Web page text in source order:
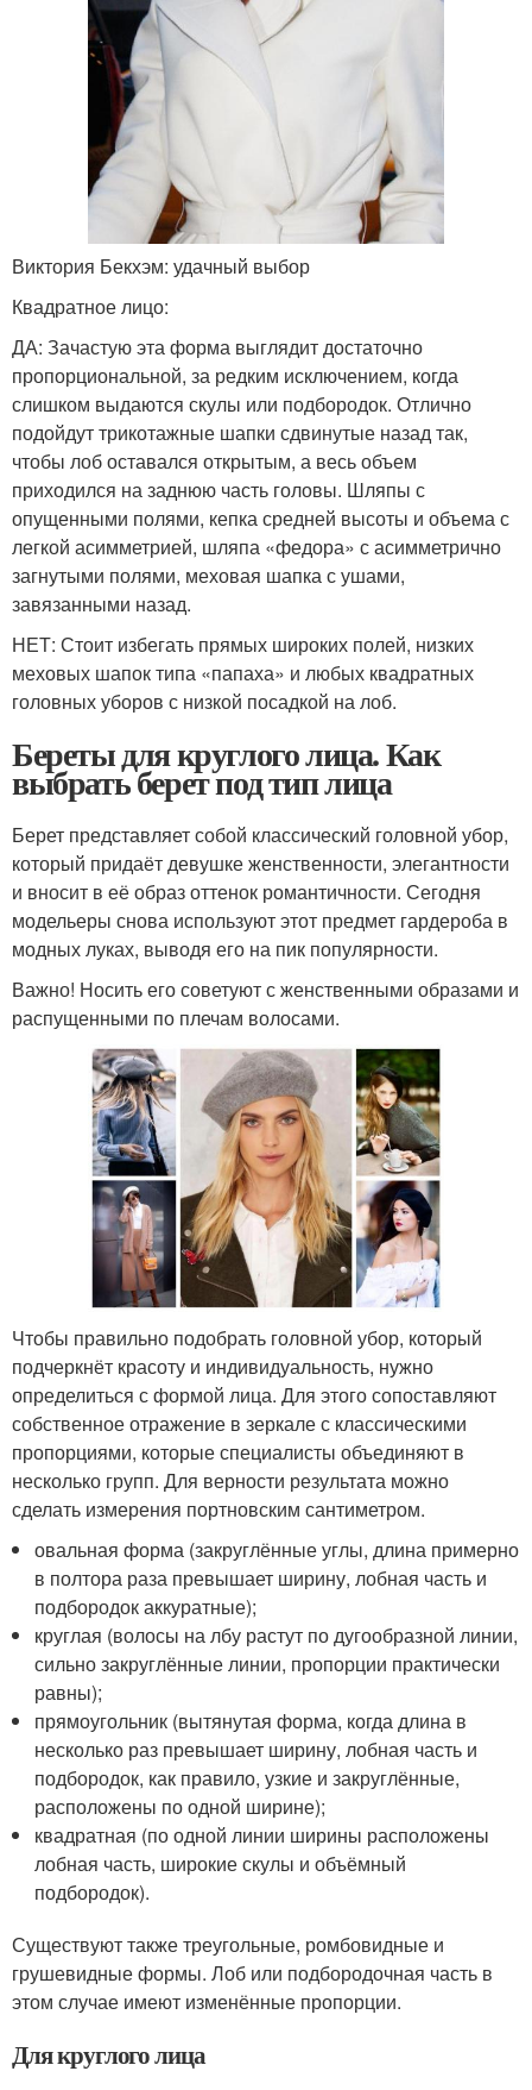
Виктория Бекхэм: удачный выбор
Квадратное лицо:
ДА: Зачастую эта форма выглядит достаточно
пропорциональной, за редким исключением, когда
слишком выдаются скулы или подбородок. Отлично
подойдут трикотажные шапки сдвинутые назад так,
чтобы лоб оставался открытым, а весь объем
приходился на заднюю часть головы. Шляпы с
опущенными полями, кепка средней высоты и объема с
легкой асимметрией, шляпа «федора» с асимметрично
загнутыми полями, меховая шапка с ушами,
завязанными назад.
НЕТ: Стоит избегать прямых широких полей, низких
меховых шапок типа «папаха» и любых квадратных
головных уборов с низкой посадкой на лоб.
Береты для круглого лица. Как
выбрать берет под тип лица
Берет представляет собой классический головной убор,
который придаёт девушке женственности, элегантности
и вносит в её образ оттенок романтичности. Сегодня
модельеры снова используют этот предмет гардероба в
модных луках, выводя его на пик популярности.
Важно! Носить его советуют с женственными образами и
распущенными по плечам волосами.
Чтобы правильно подобрать головной убор, который
подчеркнёт красоту и индивидуальность, нужно
определиться с формой лица. Для этого сопоставляют
собственное отражение в зеркале с классическими
пропорциями, которые специалисты объединяют в
несколько групп. Для верности результата можно
сделать измерения портновским сантиметром.
овальная форма (закруглённые углы, длина примерно
в полтора раза превышает ширину, лобная часть и
подбородок аккуратные);
круглая (волосы на лбу растут по дугообразной линии,
сильно закруглённые линии, пропорции практически
равны);
прямоугольник (вытянутая форма, когда длина в
несколько раз превышает ширину, лобная часть и
подбородок, как правило, узкие и закруглённые,
расположены по одной ширине);
квадратная (по одной линии ширины расположены
лобная часть, широкие скулы и объёмный
подбородок).
Существуют также треугольные, ромбовидные и
грушевидные формы. Лоб или подбородочная часть в
этом случае имеют изменённые пропорции.
Для круглого лица